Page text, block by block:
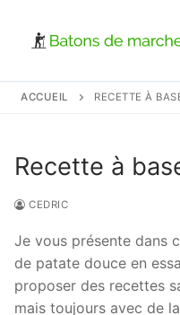
ACCUEIL RECETTE À
Recette à
CEDRIC
Je vous présente dans
de patate douce en
proposer des recettes
mais toujours avec de